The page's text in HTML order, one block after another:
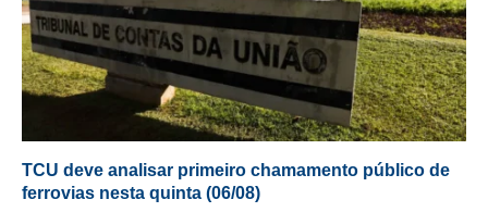
TCU deve analisar primeiro chamamento público de
ferrovias nesta quinta (06/08)